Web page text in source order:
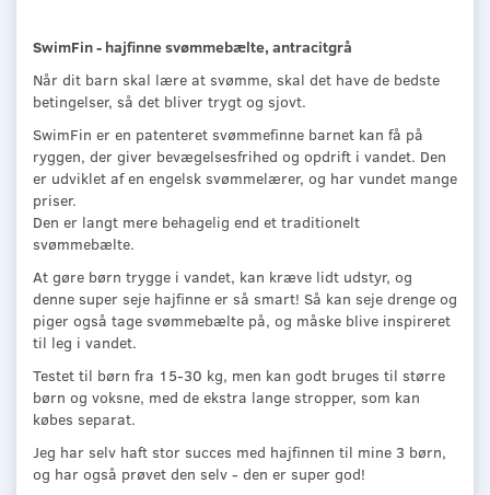
SwimFin - hajfinne svømmebælte, antracitgrå
Når dit barn skal lære at svømme, skal det have de bedste
betingelser, så det bliver trygt og sjovt.
SwimFin er en patenteret svømmefinne barnet kan få på
ryggen, der giver bevægelsesfrihed og opdrift i vandet. Den
er udviklet af en engelsk svømmelærer, og har vundet mange
priser.
Den er langt mere behagelig end et traditionelt
svømmebælte.
At gøre børn trygge i vandet, kan kræve lidt udstyr, og
denne super seje hajfinne er så smart! Så kan seje drenge og
piger også tage svømmebælte på, og måske blive inspireret
til leg i vandet.
Testet til børn fra 15-30 kg, men kan godt bruges til større
børn og voksne, med de ekstra lange stropper, som kan
købes separat.
Jeg har selv haft stor succes med hajfinnen til mine 3 børn,
og har også prøvet den selv - den er super god!